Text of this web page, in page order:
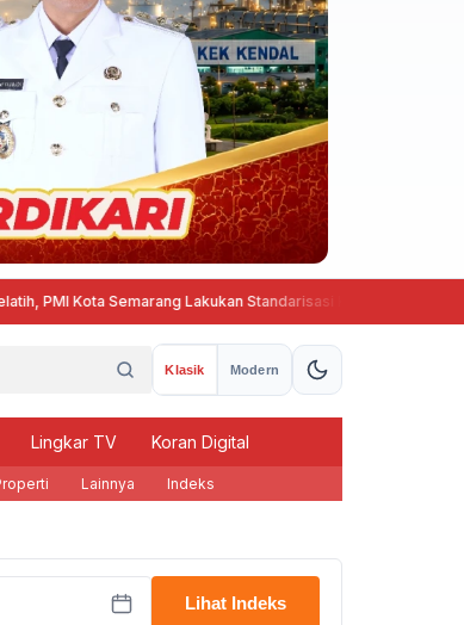
Kota Semarang Lakukan Standarisasi Kurikulum Pembinaan
Klasik Modern
Lingkar TV Koran Digital
Lainnya Indeks
Lihat Indeks